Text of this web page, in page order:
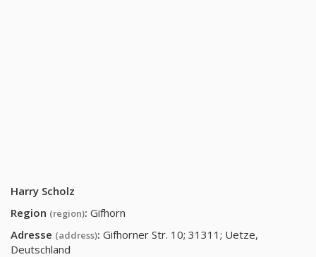
Harry Scholz
Region (region): Gifhorn
Adresse (address): Gifhorner Str. 10; 31311; Uetze,
Deutschland